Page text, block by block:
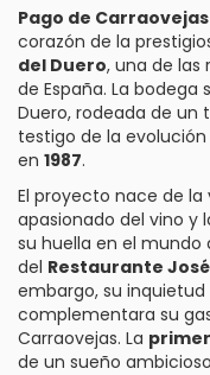
Pago de Carraovejas
corazón de la
del Duero, una de las
de España. La bodega
Duero, rodeada de un
testigo de la
en 1987.
El proyecto nace de la
apasionado del vino y
su huella en el
del Restaurante
embargo, su
complementara su
Carraovejas. La
de un sueño